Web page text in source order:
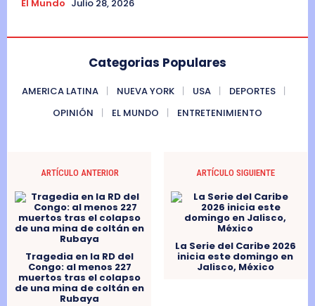
El Mundo Julio 28, 2026
Categorias Populares
AMERICA LATINA NUEVA YORK USA
DEPORTES
OPINIÓN
EL MUNDO ENTRETENIMIENTO
ARTÍCULO ANTERIOR
Tragedia en la RD del
Congo: al menos 227
muertos tras el colapso
de una mina de coltán en
Rubaya
ARTÍCULO SIGUIENTE
La Serie del Caribe 2026
inicia este domingo en
Jalisco, México